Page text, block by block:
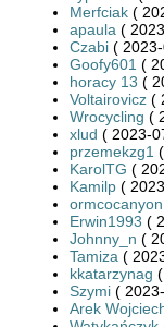
Merfciak (
apaula (
Czabi (
Goofy601 (
horacy 13 (
Voltairovicz (
Wrocycling (
xlud ( 2023-
przemekzg1
KarolTG (
Kamilp (
ormcocanyon
Erwin1993 (
Johnny_n (
Tamiza (
kkatarzynag
Szymi (
Arek